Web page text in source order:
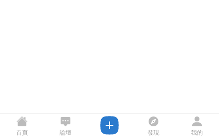
首頁 論壇 發現 我的